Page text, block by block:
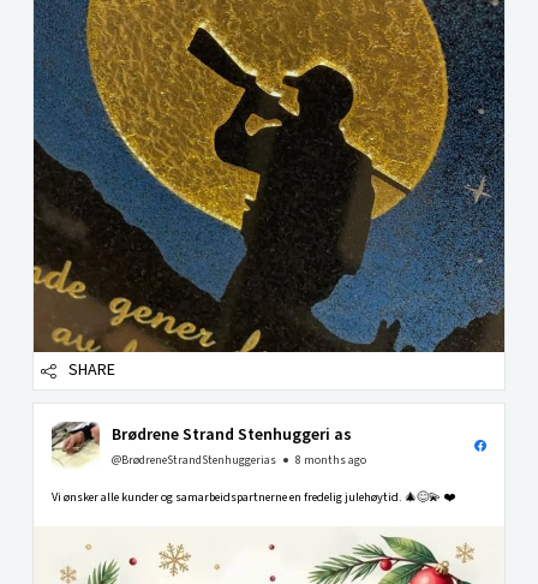
SHARE
Brødrene Strand Stenhuggeri as
@BrødreneStrandStenhuggerias 8 months ago
Vi ønsker alle kunder og samarbeidspartnerne en fredelig julehøytid. 🎄😊💫 ❤️